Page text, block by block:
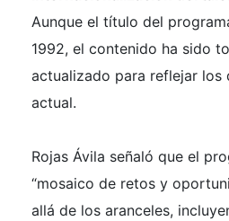
Aunque el título del
1992, el contenido ha sido
actualizado para reflejar los
actual.
Rojas Ávila señaló que el
“mosaico de retos y
allá de los aranceles,